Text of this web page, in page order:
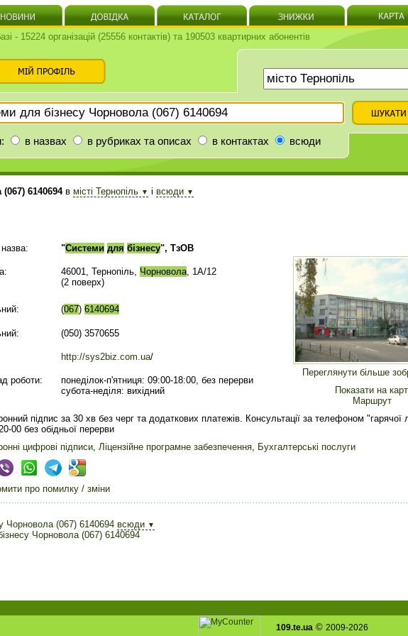
- 15224 організацій (25556 контактів) та 190503 квартирних абонентів
в назвах в рубриках та описах в контактах всюди
6140694в місті Тернопіль ▼ і всюди ▼
Переглянути більше
Показати на
Маршрут
"Системи для бізнесу", ТзОВ
46001, Тернопіль, Чорновола, 1А/12
(2 поверх)
(067) 6140694
(050) 3570655
http://sys2biz.com.ua/
роботи:
понеділок-п'ятниця: 09:00-18:00, без перерви
субота-неділя: вихідний
підпис за 30 хв без черг та додаткових платежів. Консультації за телефоном "гарячої
00 без обідньої перерви
цифрові підписи, Ліцензійне програмне забезпечення, Бухгалтерські послуги
про помилку / зміни
Чорновола (067) 6140694 всюди ▼
Чорновола (067) 6140694
109.te.ua © 2009-2026